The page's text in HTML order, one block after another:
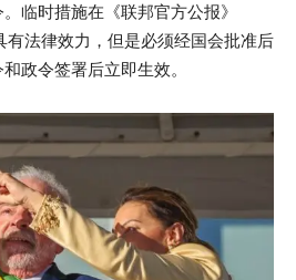
临时措施在《联邦官方公报》
有法律效力，但是必须经国会批准后
政令签署后立即生效。